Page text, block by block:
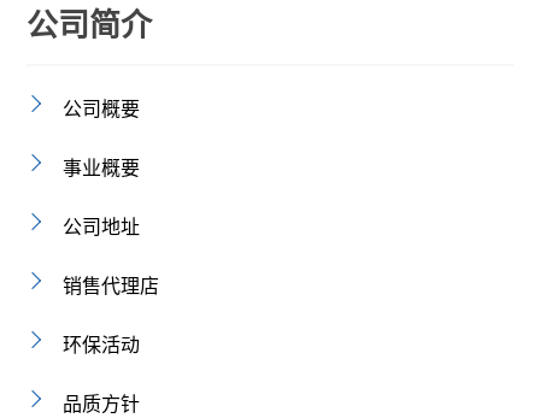
公司简介
公司概要
事业概要
公司地址
销售代理店
环保活动
品质方针